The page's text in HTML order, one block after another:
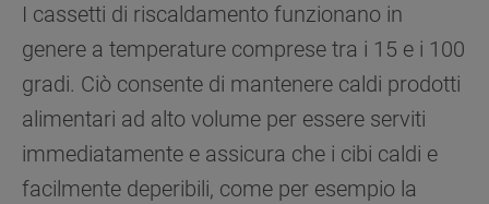
I cassetti di riscaldamento funzionano in
genere a temperature comprese tra i 15 e i 100
gradi. Ciò consente di mantenere caldi prodotti
alimentari ad alto volume per essere serviti
immediatamente e assicura che i cibi caldi e
facilmente deperibili, come per esempio la
le impostazioni predefinite che non consentono
l’utilizzo di cookie diversi dai cookie tecnici.
Cliccando sul pulsante "ACCETTO TUTTI I
nostri cookie e alla condivisione dei tuoi dati
con terze parti per tali finalità. Accedendo alla
sezione “VOGLIO DEFINIRE LE MIE